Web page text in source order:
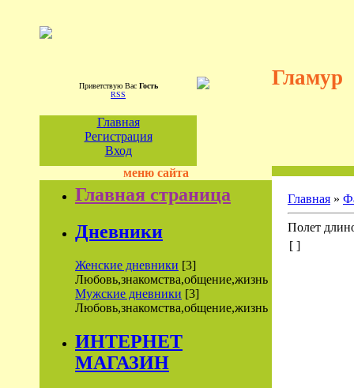
Приветствую Вас Гость
RSS
Гламур
Главная
Регистрация
Вход
меню сайта
Главная страница
Дневники
Женские дневники [3]
Любовь,знакомства,общение,жизнь
Мужские дневники [3]
Любовь,знакомства,общение,жизнь
ИНТЕРНЕТ
МАГАЗИН
Главная »
Полет
[ ]